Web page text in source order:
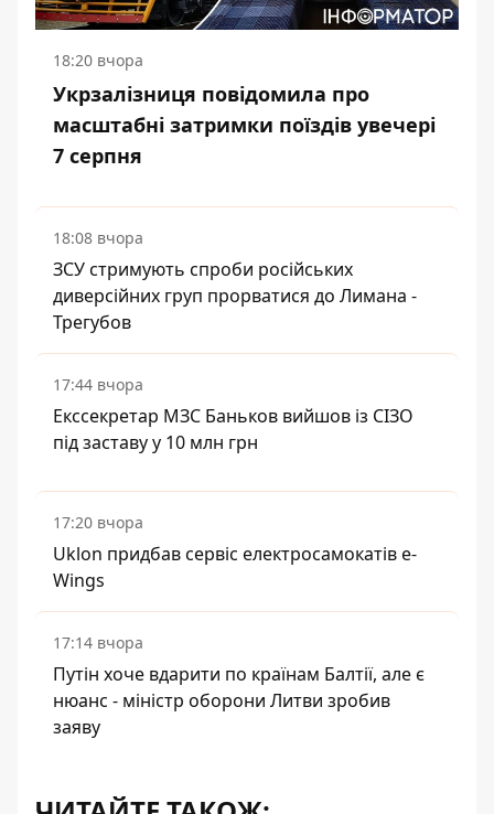
18:20 вчора
Укрзалізниця повідомила про
масштабні затримки поїздів увечері
7 серпня
18:08 вчора
ЗСУ стримують спроби російських
диверсійних груп прорватися до Лимана -
Трегубов
17:44 вчора
Екссекретар МЗС Баньков вийшов із СІЗО
під заставу у 10 млн грн
17:20 вчора
Uklon придбав сервіс електросамокатів e-
Wings
17:14 вчора
Путін хоче вдарити по країнам Балтії, але є
нюанс - міністр оборони Литви зробив
заяву